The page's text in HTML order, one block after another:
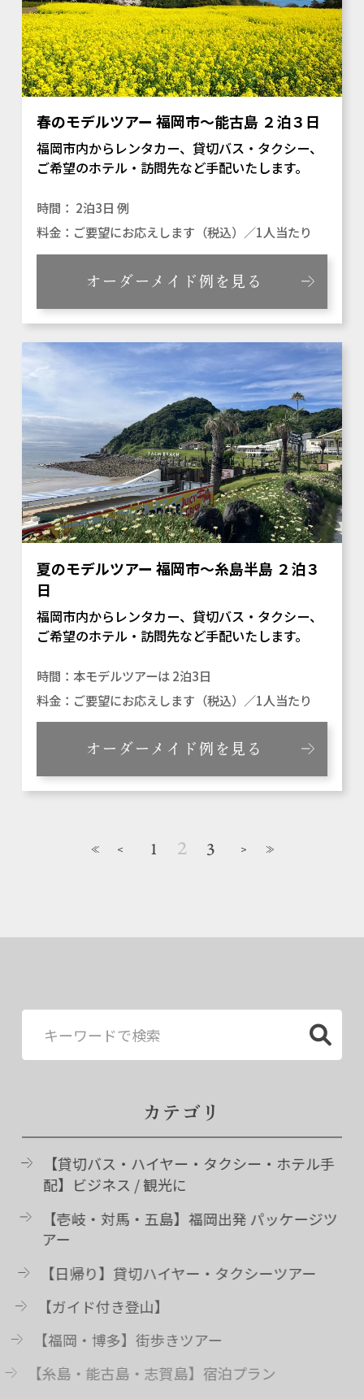
春のモデルツアー 福岡市～能古島 ２泊３日
福岡市内からレンタカー、貸切バス・タクシー、
ご希望のホテル・訪問先など手配いたします。
2泊3日 例
ご要望にお応えします（税込）／1人当たり
オーダーメイド例を見る
夏のモデルツアー 福岡市～糸島半島 ２泊３
日
福岡市内からレンタカー、貸切バス・タクシー、
ご希望のホテル・訪問先など手配いたします。
本モデルツアーは 2泊3日
ご要望にお応えします（税込）／1人当たり
オーダーメイド例を見る
≪ < 1 2 3 > ≫
カテゴリ
【貸切バス・ハイヤー・タクシー・ホテル手
配】ビジネス / 観光に
【壱岐・対馬・五島】福岡出発 パッケージツ
アー
【日帰り】貸切ハイヤー・タクシーツアー
【ガイド付き登山】
【福岡・博多】街歩きツアー
【糸島・能古島・志賀島】宿泊プラン